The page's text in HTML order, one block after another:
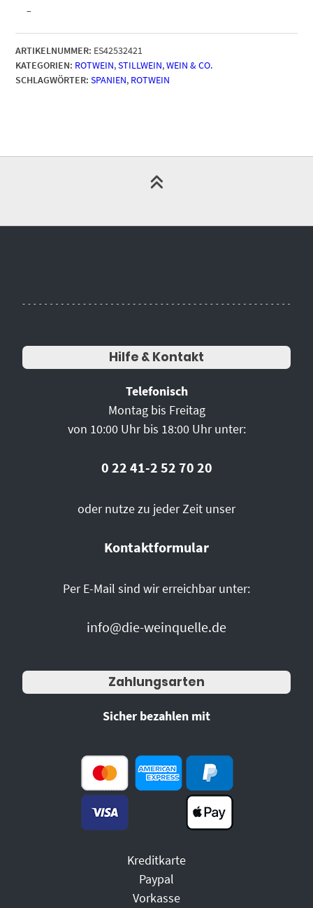
–
ARTIKELNUMMER: ES42532421
KATEGORIEN: ROTWEIN,STILLWEIN,WEIN & CO.
SCHLAGWÖRTER: SPANIEN, ROTWEIN
Hilfe & Kontakt
Telefonisch
Montag bis Freitag
von 10:00 Uhr bis 18:00 Uhr unter:
0 22 41-2 52 70 20
oder nutze zu jeder Zeit unser
Kontaktformular
Per E-Mail sind wir erreichbar unter:
info@die-weinquelle.de
Zahlungsarten
Sicher bezahlen mit
Kreditkarte
Paypal
Vorkasse